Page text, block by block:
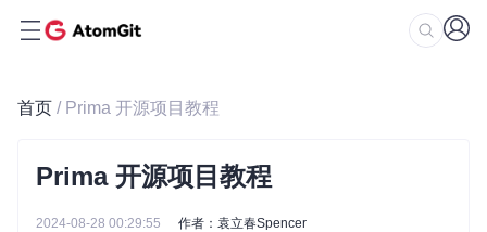
首页 / Prima 开源项目教程
Prima 开源项目教程
2024-08-28 00:29:55 作者：袁立春Spencer